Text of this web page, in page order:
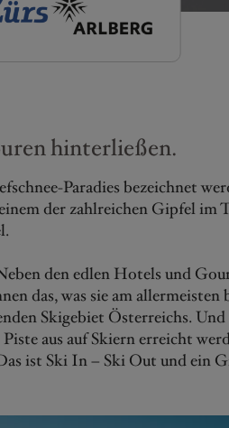
hinterließen.
Paradies bezeichnet
der zahlreichen Gipfel im
den edlen Hotels und
das, was sie am allermeisten
Skigebiet Österreichs.
aus auf Skiern erreicht
ist Ski In – Ski Out und ein